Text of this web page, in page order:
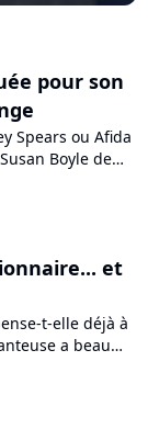
pour son
Spears ou Afida
Boyle de
Lors
et
t-elle déjà à
a beau
dans le